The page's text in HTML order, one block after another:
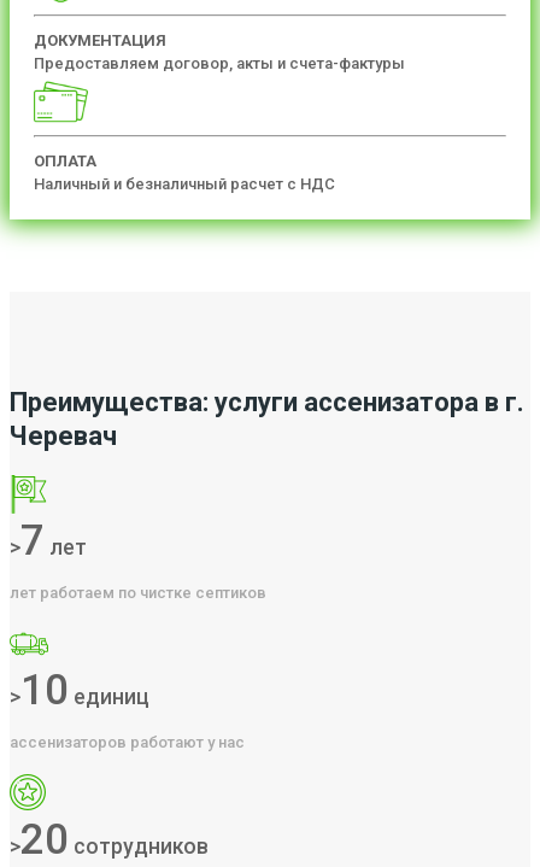
ДОКУМЕНТАЦИЯ
Предоставляем договор, акты и счета-фактуры
ОПЛАТА
Наличный и безналичный расчет с НДС
Преимущества: услуги ассенизатора в г.
Черевач
>7 лет
лет работаем по чистке септиков
>10 единиц
ассенизаторов работают у нас
>20 сотрудников